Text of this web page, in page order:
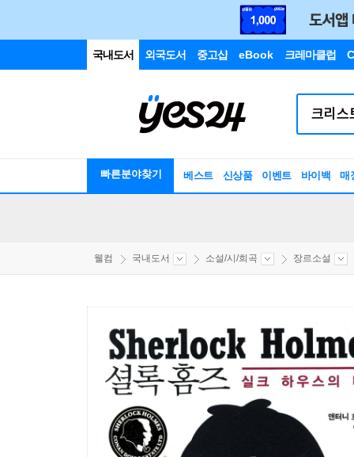
국내도서 외국도서 중고샵 eBook 크레마클럽
빠른분야찾기 베스트 신상품 이벤트 바이백 매
웰컴 국내도서 소설/시/희곡 장르소설